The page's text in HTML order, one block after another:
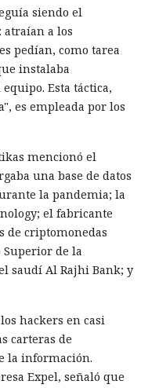
ya que la mayor
se usa en
combinar la detección
de señales
la creación
y el fraude con
siendo el
atraían a los
pedían, como tarea
instalaba
Esta táctica,
es empleada por los
mencionó el
una base de datos
la pandemia; la
el fabricante
de criptomonedas
Superior de la
saudí Al Rajhi Bank; y
hackers en casi
carteras de
la información.
Expel, señaló que